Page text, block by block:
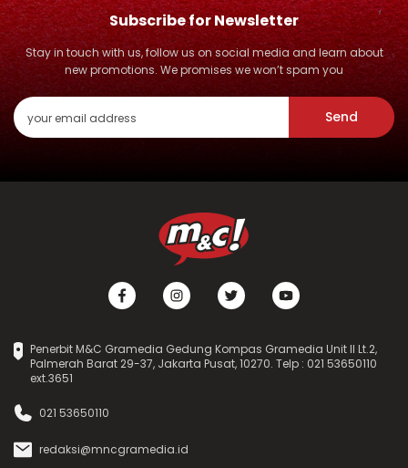
Subscribe for Newsletter
Stay in touch with us, follow us on social media and learn about
new promotions. We promises we won’t spam you
Send
Penerbit M&C Gramedia Gedung Kompas Gramedia Unit II Lt.2,
Palmerah Barat 29-37, Jakarta Pusat, 10270. Telp : 021 53650110
ext.3651
021 53650110
redaksi@mncgramedia.id